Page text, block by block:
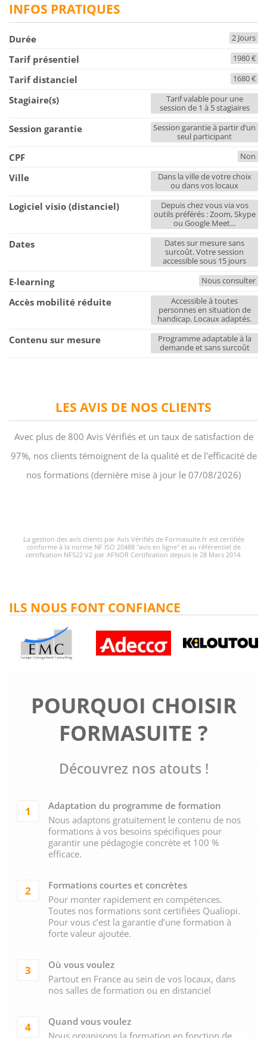
LES AVIS DE NOS CLIENTS
Avec plus de 800 Avis Vérifiés et un taux de satisfaction de
97%, nos clients témoignent de la qualité et de l'efficacité de
nos formations (dernière mise à jour le 07/08/2026)
La gestion des avis clients par Avis Vérifiés de Formasuite.fr est certifiée
conforme à la norme NF ISO 20488 "avis en ligne" et au référentiel de
certification NF522 V2 par AFNOR Certification depuis le 28 Mars 2014.
POURQUOI CHOISIR
FORMASUITE ?
Découvrez nos atouts !
1
Adaptation du programme de formation
Nous adaptons gratuitement le contenu de nos
formations à vos besoins spécifiques pour
garantir une pédagogie concrète et 100 %
efficace.
2
Formations courtes et concrètes
Pour monter rapidement en compétences.
Toutes nos formations sont certifiées Qualiopi.
Pour vous c’est la garantie d’une formation à
forte valeur ajoutée.
3
Où vous voulez
Partout en France au sein de vos locaux, dans
nos salles de formation ou en distanciel
4
Quand vous voulez
Nous organisons la formation en fonction de
ILS NOUS FONT CONFIANCE
INFOS PRATIQUES
Durée 2 Jours
Tarif présentiel 1980 €
Tarif distanciel 1680 €
Stagiaire(s)
Tarif valable pour une
session de 1 à 5 stagiaires
Session garantie
Session garantie à partir d’un
seul participant
CPF Non
Ville
Dans la ville de votre choix
ou dans vos locaux
Logiciel visio (distanciel)
Depuis chez vous via vos
outils préférés : Zoom, Skype
ou Google Meet...
Dates
Dates sur mesure sans
surcoût. Votre session
accessible sous 15 jours
E-learning Nous consulter
Accès mobilité réduite
Accessible à toutes
personnes en situation de
handicap. Locaux adaptés.
Contenu sur mesure
Programme adaptable à la
demande et sans surcoût